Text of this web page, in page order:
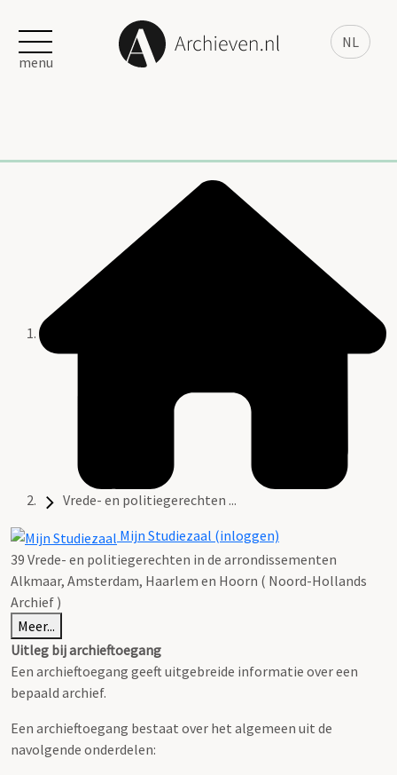
NL
menu
Vrede- en politiegerechten ...
Mijn Studiezaal (inloggen)
39 Vrede- en politiegerechten in de arrondissementen
Alkmaar, Amsterdam, Haarlem en Hoorn ( Noord-Hollands
Archief )
Meer...
Uitleg bij archieftoegang
Een archieftoegang geeft uitgebreide informatie over een
bepaald archief.
Een archieftoegang bestaat over het algemeen uit de
navolgende onderdelen: